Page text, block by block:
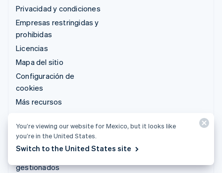
Privacidad y condiciones
Empresas restringidas y
prohibidas
Licencias
Mapa del sitio
Configuración de
cookies
Más recursos
Soporte
Obtén soporte
gestionados
You’re viewing our website for Mexico, but it looks like
you’re in the United States.
Switch to the United States site